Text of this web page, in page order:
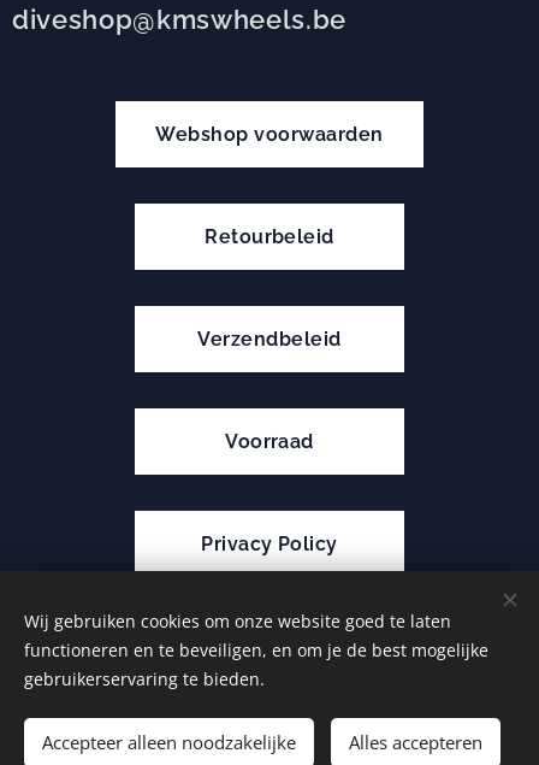
Toevoegen aan de winkelwagen
diveshop@kmswheels.be
Webshop voorwaarden
Retourbeleid
Verzendbeleid
Voorraad
Privacy Policy
Cookies
Wij gebruiken cookies om onze website goed te laten
functioneren en te beveiligen, en om je de best mogelijke
gebruikerservaring te bieden.
Accepteer alleen noodzakelijke Alles accepteren